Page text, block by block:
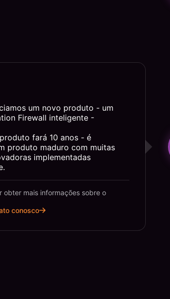
um novo produto - um
Firewall inteligente -
fará 10 anos - é
produto maduro com muitas
implementadas
obter mais informações sobre o
conosco